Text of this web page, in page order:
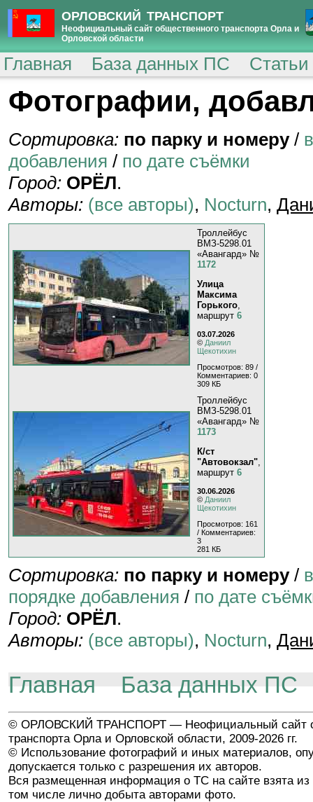
ОРЛОВСКИЙ ТРАНСПОРТ
Неофициальный сайт общественного транспорта Орла и
Орловской области
Главная База данных ПС
Фотографии,
Сортировка: по парку и номеру/
добавления / по дате съёмки
Город: ОРЁЛ.
Авторы: (все авторы), Nocturn,
Троллейбус
ВМЗ-5298.01
«Авангард» №
1172
Улица
Максима
Горького,
маршрут 6
03.07.2026
© Даниил
Щекотихин
Просмотров: 89 /
Комментариев: 0
309 КБ
Троллейбус
ВМЗ-5298.01
«Авангард» №
1173
К/ст
"Автовокзал",
маршрут 6
30.06.2026
© Даниил
Щекотихин
Просмотров: 161
/ Комментариев:
3
281 КБ
Сортировка: по парку и номеру/
порядке добавления / по дате
Город: ОРЁЛ.
Авторы: (все авторы), Nocturn,
Главная База данных ПС
© ОРЛОВСКИЙ ТРАНСПОРТ — Неофициальный сайт
транспорта Орла и Орловской области, 2009-2026 гг.
© Использование фотографий и иных материалов,
допускается только с разрешения их авторов.
Вся размещенная информация о ТС на сайте взята из
том числе лично добыта авторами фото.